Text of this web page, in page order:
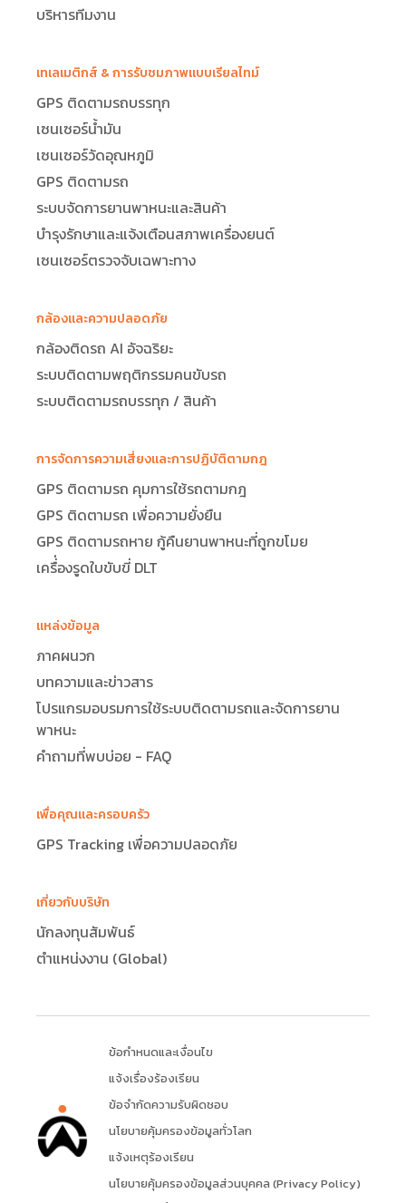
บริหารทีมงาน
เทเลเมติกส์ & การรับชมภาพแบบเรียลไทม์
GPS ติดตามรถบรรทุก
เซนเซอร์น้ำมัน
เซนเซอร์วัดอุณหภูมิ
GPS ติดตามรถ
ระบบจัดการยานพาหนะและสินค้า
บำรุงรักษาและแจ้งเตือนสภาพเครื่องยนต์
เซนเซอร์ตรวจจับเฉพาะทาง
กล้องและความปลอดภัย
กล้องติดรถ AI อัจฉริยะ
ระบบติดตามพฤติกรรมคนขับรถ
ระบบติดตามรถบรรทุก / สินค้า
การจัดการความเสี่ยงและการปฏิบัติตามกฎ
GPS ติดตามรถ คุมการใช้รถตามกฎ
GPS ติดตามรถ เพื่อความยั่งยืน
GPS ติดตามรถหาย กู้คืนยานพาหนะที่ถูกขโมย
เครื่่องรูดใบขับขี่ DLT
แหล่งข้อมูล
ภาคผนวก
บทความและข่าวสาร
โปรแกรมอบรมการใช้ระบบติดตามรถและจัดการยาน
พาหนะ
คำถามที่พบบ่อย - FAQ
เพื่อคุณและครอบครัว
GPS Tracking เพื่อความปลอดภัย
เกี่ยวกับบริษัท
นักลงทุนสัมพันธ์
ตำแหน่งงาน (Global)
ข้อกำหนดและเงื่อนไข
แจ้งเรื่องร้องเรียน
ข้อจำกัดความรับผิดชอบ
นโยบายคุ้มครองข้อมูลทั่วโลก
แจ้งเหตุร้องเรียน
นโยบายคุ้มครองข้อมูลส่วนบุคคล (Privacy Policy)